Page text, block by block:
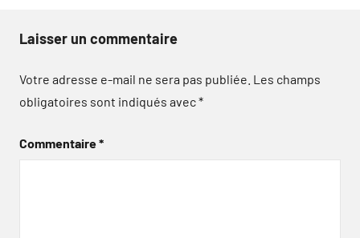
Laisser un commentaire
Votre adresse e-mail ne sera pas publiée. Les champs
obligatoires sont indiqués avec*
Commentaire*